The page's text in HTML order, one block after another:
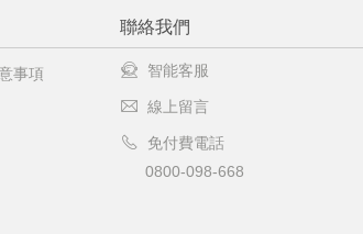
事項
聯絡我們
智能客服
線上留言
免付費電話
0800-098-668